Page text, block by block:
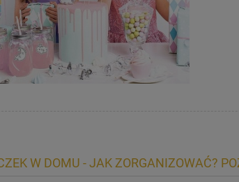
W DOMU - JAK ZORGANIZOWAĆ?